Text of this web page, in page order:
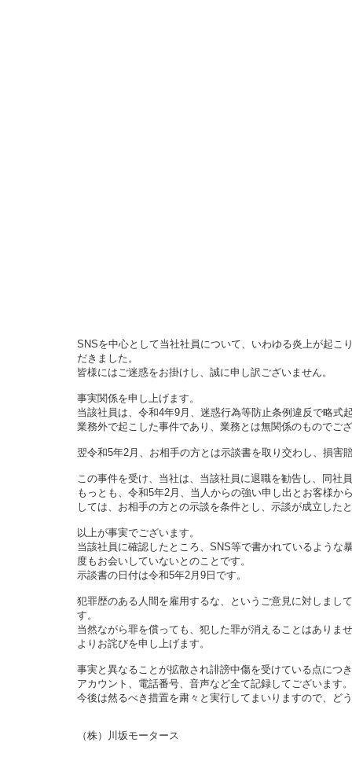
SNSを中心として当社社員について、いわゆる炎上が起こ
だきました。
皆様にはご迷惑をお掛けし、誠に申し訳ございません。
事実関係を申し上げます。
当該社員は、令和4年9月、迷惑行為等防止条例違反で略式
業務外で起こした事件であり、業務とは無関係のものでご
翌令和5年2月、お相手の方とは示談書を取り交わし、損害
この事件を受け、当社は、当該社員に退職を勧告し、同社
もっとも、令和5年2月、当人からの強い申し出とお客様
しては、お相手の方との示談を条件とし、示談が成立した
以上が事実でございます。
当該社員に確認したところ、SNS等で書かれているような
度もお会いしていないとのことです。
示談書の日付は令和5年2月9日です。
犯罪歴のある人間を雇用するな、というご意見に対しまし
す。
当然ながら罪を償っても、犯した罪が消えることはありま
よりお詫びを申し上げます。
事実と異なることが拡散され誹謗中傷を受けている点につ
アカウント、電話番号、音声など全て記録してございます。
今後は然るべき措置を粛々と実行してまいりますので、ど
（株）川坂モータース